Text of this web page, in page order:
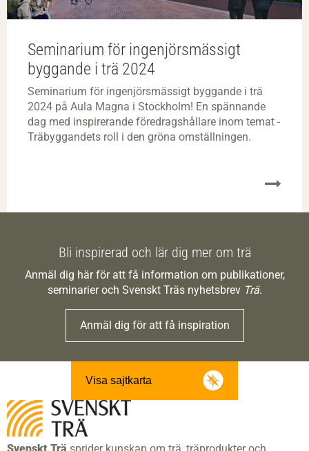
Seminarium för ingenjörsmässigt
byggande i trä 2024
Seminarium för ingenjörsmässigt byggande i trä
2024 på Aula Magna i Stockholm! En spännande
dag med inspirerande föredragshållare inom temat -
Träbyggandets roll i den gröna omställningen.
Bli inspirerad och lär dig mer om trä
Anmäl dig här för att få information om publikationer,
seminarier och Svenskt Träs nyhetsbrev Trä.
Anmäl dig för att få inspiration
Visa sajtkarta